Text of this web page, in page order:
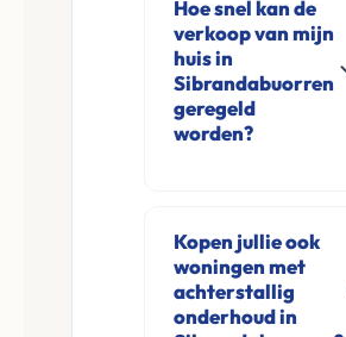
direct aan in
Sibrandabuorren en
omgeving. U
verkoopt
rechtstreeks aan ons
en zonder
makelaarskosten.
Hoe snel kan de
verkoop van mijn
huis in
Sibrandabuorren
geregeld
worden?
aanvraag en
eventuele korte
opname al binnen 24
Kopen jullie ook
woningen met
achterstallig
onderhoud in